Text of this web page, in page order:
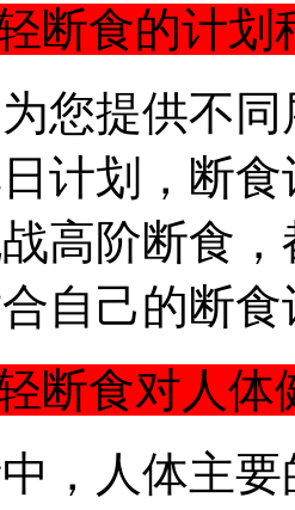
断食的计划
您提供不
计划，断
高阶断食
自己的断
断食对人
，人体主